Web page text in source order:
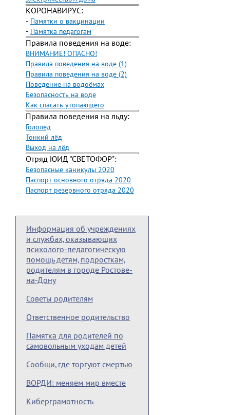
КОРОНАВИРУС:
- Памятки о вакцинации
- Памятка педагогам
Правила поведения на воде:
ВНИМАНИЕ! ОПАСНО!
Правила поведения на воде (1)
Правила поведения на воде (2)
Поведение на водоёмах
Безопасность на воде
Как спасать утопающего
Правила поведения на льду:
Гололёд
Тонкий лёд
Выход на лёд
Отряд ЮИД "СВЕТОФОР":
Безопасные каникулы 2020
Паспорт основного отряда 2020
Паспорт резервного отряда 2020
Информация об учреждениях
и службах, оказывающих
психолого-педагогическую
помощь детям, подросткам,
родителям в городе Ростове-
на-Дону
Советы родителям
Ответственное родительство
Памятка для родителей по
самовольным уходам детей
Сообщи, где торгуют смертью
ВОРДИ: меняем мир вместе
Киберграмотность